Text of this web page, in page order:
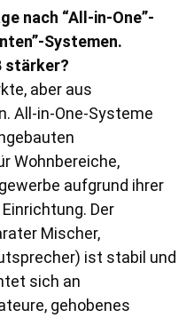
nach “All-in-One”-
Systemen.
stärker?
aber aus
All-in-One-Systeme
Wohnbereiche,
aufgrund ihrer
Der
Mischer,
ist stabil und
sich an
gehobenes